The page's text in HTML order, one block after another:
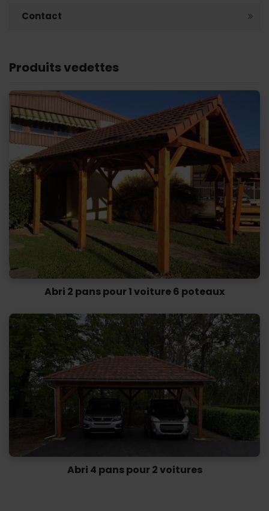
Contact
Produits vedettes
Abri 2 pans pour 1 voiture 6 poteaux
Abri 4 pans pour 2 voitures